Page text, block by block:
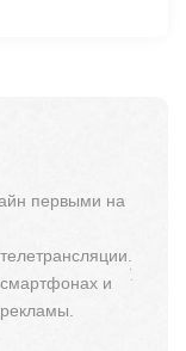
первыми на
и